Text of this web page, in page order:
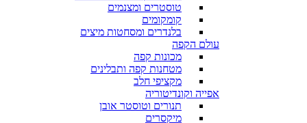
טוסטרים ומצנמים
קומקומים
בלנדרים ומסחטות מיצים
עולם הקפה
מכונות קפה
מטחנות קפה ותבלינים
מקציפי חלב
אפייה וקונדיטוריה
תנורים וטוסטר אובן
מיקסרים